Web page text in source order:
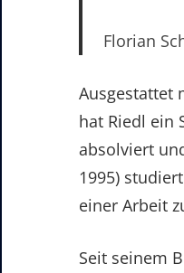
Florian
Ausgestattet
hat Riedl ein
absolviert
1995)
einer Arbeit
Seit seinem